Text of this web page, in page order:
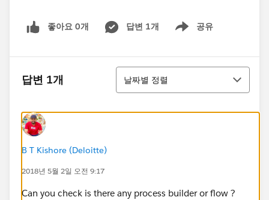
좋아요 0개 답변 1개 공유
Show menu
답변 1개
정렬
날짜별 정렬
B T Kishore (Deloitte)
2018년 5월 2일 오전 9:17
Can you check is there any process builder or flow ?